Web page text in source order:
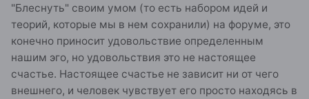
"Блеснуть" своим умом (то есть набором идей и
теорий, которые мы в нем сохранили) на форуме, это
конечно приносит удовольствие определенным
нашим эго, но удовольствия это не настоящее
счастье. Настоящее счастье не зависит ни от чего
внешнего, и человек чувствует его просто находясь в